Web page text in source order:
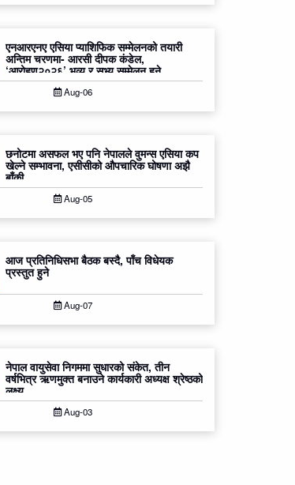
एनआरएनए एसिया प्याशिफिक सम्मेलनको तयारी
अन्तिम चरणमा- आरसी दीपक कंडेल,
‘आरोहण२०२६’ भव्य र सभ्य सम्मेलन हुने
Aug-06
छनोटमा असफल भए पनि नेपालले वुमन्स एसिया कप
खेल्ने सम्भावना, एसीसीको औपचारिक घोषणा अझै
बाँकी
Aug-05
आज प्रतिनिधिसभा बैठक बस्दै, पाँच विधेयक
प्रस्तुत हुने
Aug-07
नेपाल वायुसेवा निगममा सुधारको संकेत, तीन
वर्षभित्र ऋणमुक्त बनाउने कार्यकारी अध्यक्ष श्रेष्ठको
लक्ष्य
Aug-03